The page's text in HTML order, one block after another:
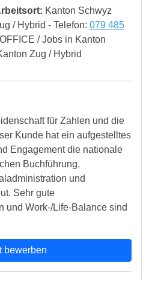
Kanton Schwyz
/ Hybrid - Telefon: 079 485
/ Jobs in Kanton
Zug / Hybrid
für Zahlen und die
Kunde hat ein aufgestelltes
Engagement die nationale
Buchführung,
und
Sehr gute
und Work-/Life-Balance sind
bewerben